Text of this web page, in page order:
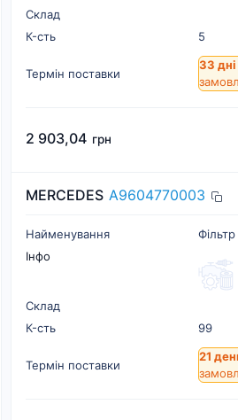
Склад
К-cть
5
Термін поставки
33 дні
2 903,04 грн
MERCEDES A9604770003
Найменування
Фiльтр
Інфо
Склад
К-cть
99
Термін поставки
21